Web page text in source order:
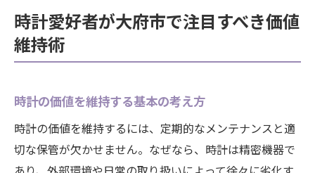
時計趣味を深める価値維持のポイント
メンテナンスで守る大切な時計の美しさ
時計の美しさを保つメンテナンス術
時計愛好者が実践するお手入れ方法
大府市で選ぶべき時計メンテナンス
時計の輝きを守るための注意点
時計愛好者が大府市で注目すべき価値
維持術
時計の価値を維持する基本の考え方
時計の価値を維持するには、定期的なメンテナンスと適
切な保管が欠かせません。なぜなら、時計は精密機器で